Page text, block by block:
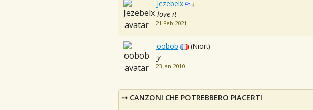
Jezebelx
love it
21 Feb 2021
oobob
(Niort)
y
23 Jan 2010
CANZONI CHE POTREBBERO PIACERTI